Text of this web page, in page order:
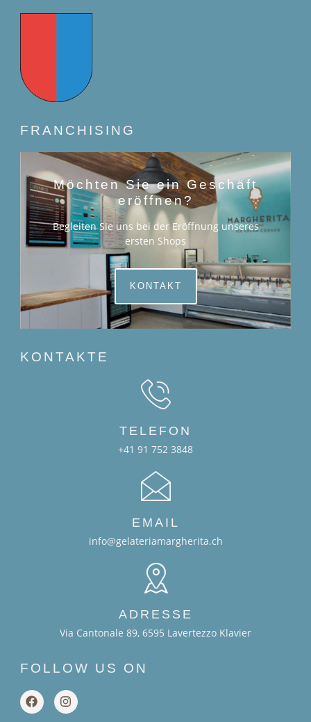
FRANCHISING
Möchten Sie ein Geschäft
eröffnen?
Begleiten Sie uns bei der Eröffnung unseres
ersten Shops
KONTAKT
KONTAKTE
TELEFON
+41 91 752 3848
EMAIL
info@gelateriamargherita.ch
ADRESSE
Via Cantonale 89, 6595 Lavertezzo Klavier
FOLLOW US ON